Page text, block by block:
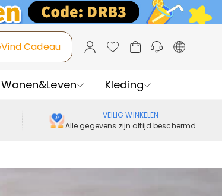
Vind Cadeau
Wonen&Leven Kleding
VEILIG WINKELEN
Alle gegevens zijn altijd beschermd